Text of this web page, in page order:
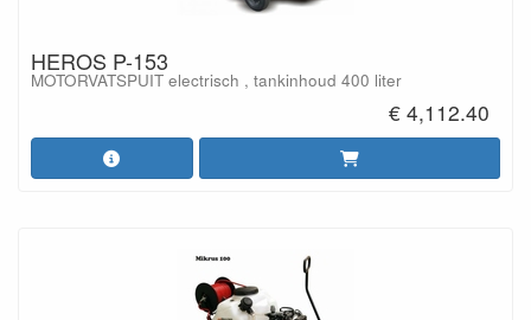
HEROS P-153
MOTORVATSPUIT electrisch , tankinhoud 400 liter
€ 4,112.40